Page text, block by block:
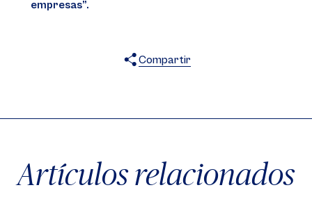
empresas”.
Compartir
Artículos relacionados